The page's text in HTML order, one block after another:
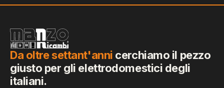
Da oltre settant'anni cerchiamo il pezzo
giusto per gli elettrodomestici degli
italiani.